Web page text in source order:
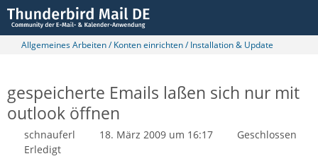
Allgemeines Arbeiten / Konten einrichten / Installation & Update
gespeicherte Emails laßen sich nur mit
outlook öffnen
schnauferl 18. März 2009 um 16:17
Geschlossen
Erledigt